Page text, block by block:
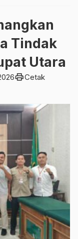
Tindak
Utara
printCetak